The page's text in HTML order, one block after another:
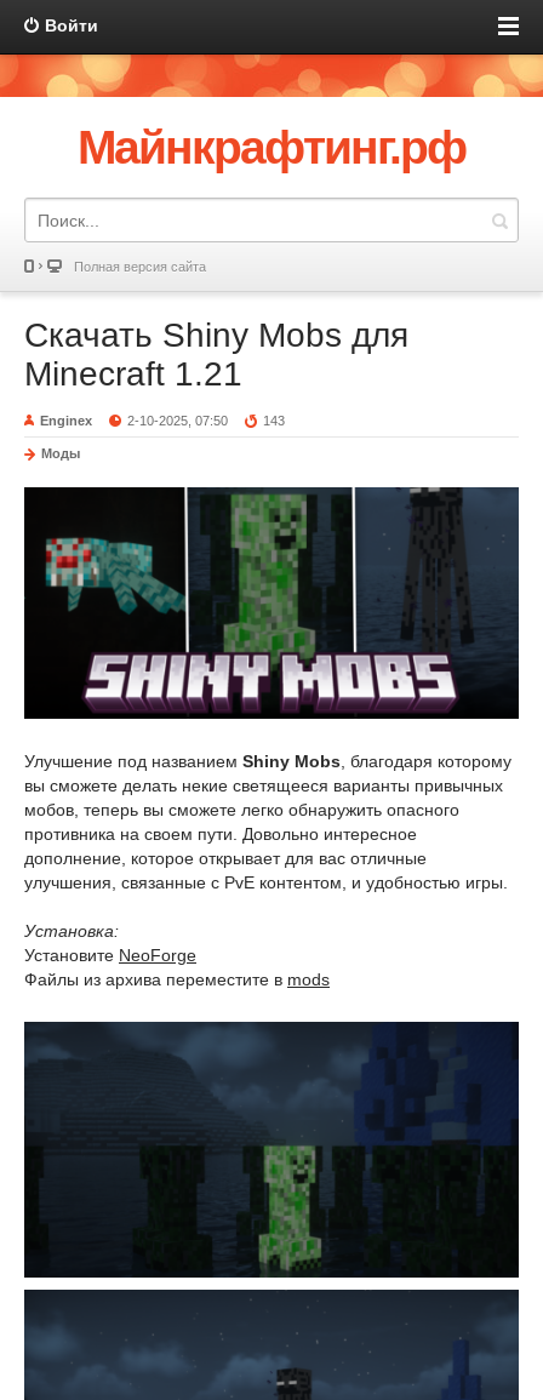
Войти
Майнкрафтинг.рф
Полная версия сайта
Скачать Shiny Mobs для
Minecraft 1.21
Enginex 2-10-2025, 07:50 143
Моды
Улучшение под названием Shiny Mobs, благодаря которому
вы сможете делать некие светящееся варианты привычных
мобов, теперь вы сможете легко обнаружить опасного
противника на своем пути. Довольно интересное
дополнение, которое открывает для вас отличные
улучшения, связанные с PvE контентом, и удобностью игры.
Установка:
Установите NeoForge
Файлы из архива переместите в mods